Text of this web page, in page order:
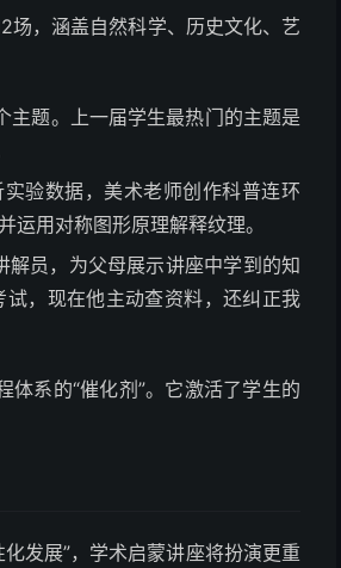
场，涵盖自然科学、历史文化、艺
主题。上一届学生最热门的主题是
验数据，美术老师创作科普连环
运用对称图形原理解释纹理。
解员，为父母展示讲座中学到的知
，现在他主动查资料，还纠正我
系的“催化剂”。它激活了学生的
发展”，学术启蒙讲座将扮演更重